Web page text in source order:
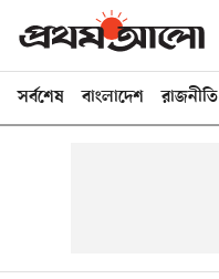
সর্বশেষ বাংলাদেশ রাজনীতি